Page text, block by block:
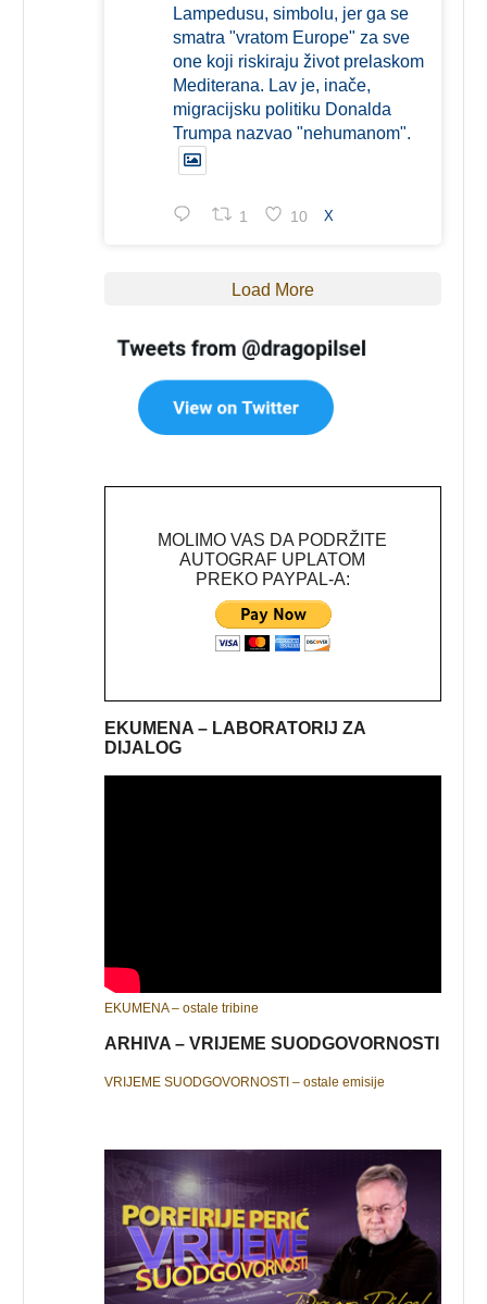
Lampedusu, simbolu, jer ga se
smatra "vratom Europe" za sve
one koji riskiraju život prelaskom
Mediterana. Lav je, inače,
migracijsku politiku Donalda
Trumpa nazvao "nehumanom".
1 10 X
Load More
MOLIMO VAS DA PODRŽITE
AUTOGRAF UPLATOM
PREKO PAYPAL-A:
EKUMENA – LABORATORIJ ZA
DIJALOG
EKUMENA – ostale tribine
ARHIVA – VRIJEME SUODGOVORNOSTI
VRIJEME SUODGOVORNOSTI – ostale emisije